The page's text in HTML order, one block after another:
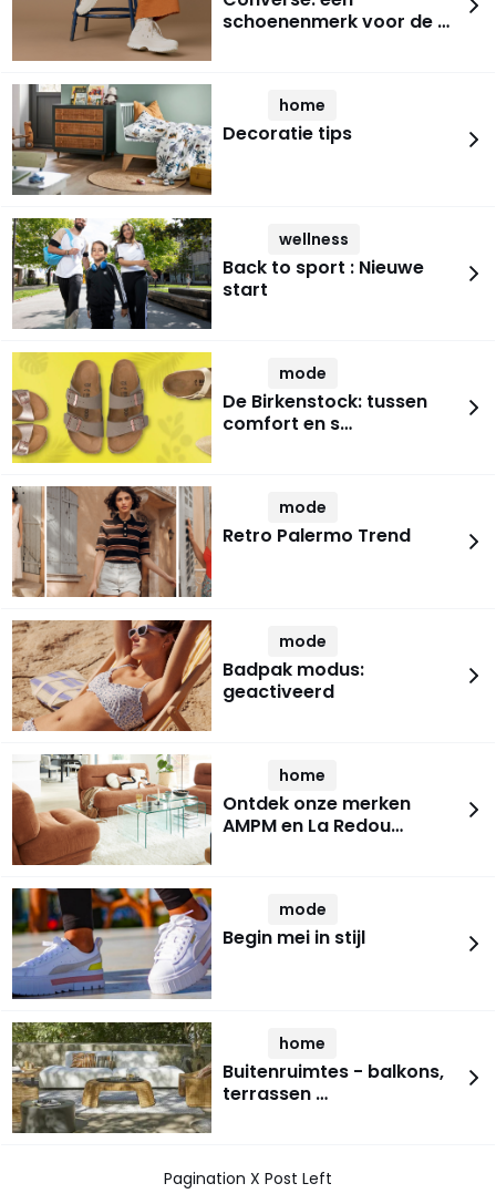
schoenenmerk voor de …
home
Decoratie tips
wellness
Back to sport : Nieuwe
start
mode
De Birkenstock: tussen
comfort en s…
mode
Retro Palermo Trend
mode
Badpak modus:
geactiveerd
home
Ontdek onze merken
AMPM en La Redou…
mode
Begin mei in stijl
home
Buitenruimtes - balkons,
terrassen …
Pagination X Post Left